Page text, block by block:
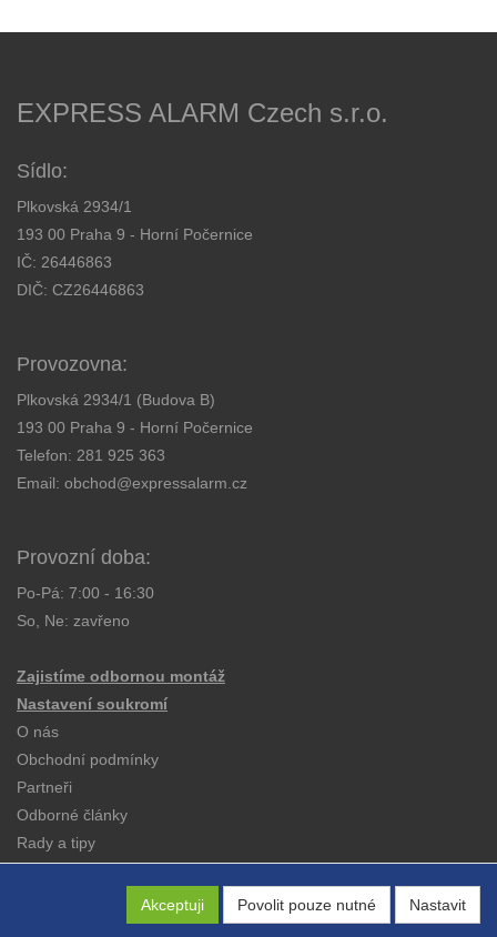
Akceptuji Povolit pouze nutné Nastavit
EXPRESS ALARM Czech s.r.o.
Sídlo:
Plkovská 2934/1
193 00 Praha 9 - Horní Počernice
IČ: 26446863
DIČ: CZ26446863
Provozovna:
Plkovská 2934/1 (Budova B)
193 00 Praha 9 - Horní Počernice
Telefon: 281 925 363
Email: obchod@expressalarm.cz
Provozní doba:
Po-Pá: 7:00 - 16:30
So, Ne: zavřeno
Zajistíme odbornou montáž
Nastavení soukromí
O nás
Obchodní podmínky
Partneři
Odborné články
Rady a tipy